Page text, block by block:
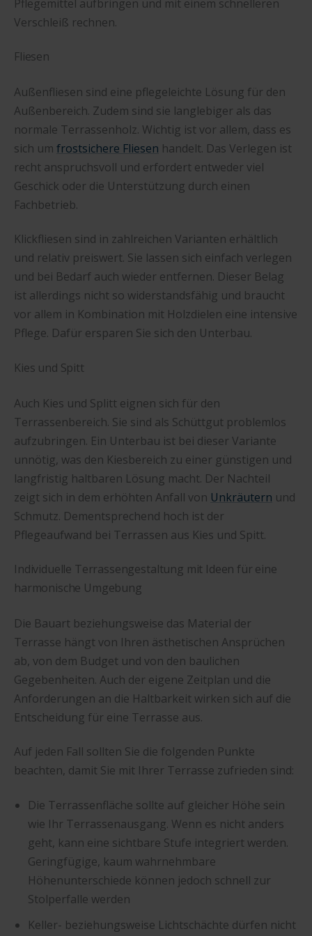
Pflegemittel aufbringen und mit einem schnelleren
Verschleiß rechnen.
Fliesen
Außenfliesen sind eine pflegeleichte Lösung für den
Außenbereich. Zudem sind sie langlebiger als das
normale Terrassenholz. Wichtig ist vor allem, dass es
sich um frostsichere Fliesen handelt. Das Verlegen ist
recht anspruchsvoll und erfordert entweder viel
Geschick oder die Unterstützung durch einen
Fachbetrieb.
Klickfliesen sind in zahlreichen Varianten erhältlich
und relativ preiswert. Sie lassen sich einfach verlegen
und bei Bedarf auch wieder entfernen. Dieser Belag
ist allerdings nicht so widerstandsfähig und braucht
vor allem in Kombination mit Holzdielen eine intensive
Pflege. Dafür ersparen Sie sich den Unterbau.
Kies und Spitt
Auch Kies und Splitt eignen sich für den
Terrassenbereich. Sie sind als Schüttgut problemlos
aufzubringen. Ein Unterbau ist bei dieser Variante
unnötig, was den Kiesbereich zu einer günstigen und
langfristig haltbaren Lösung macht. Der Nachteil
zeigt sich in dem erhöhten Anfall von Unkräutern und
Schmutz. Dementsprechend hoch ist der
Pflegeaufwand bei Terrassen aus Kies und Spitt.
Individuelle Terrassengestaltung mit Ideen für eine
harmonische Umgebung
Die Bauart beziehungsweise das Material der
Terrasse hängt von Ihren ästhetischen Ansprüchen
ab, von dem Budget und von den baulichen
Gegebenheiten. Auch der eigene Zeitplan und die
Anforderungen an die Haltbarkeit wirken sich auf die
Entscheidung für eine Terrasse aus.
Auf jeden Fall sollten Sie die folgenden Punkte
beachten, damit Sie mit Ihrer Terrasse zufrieden sind:
Die Terrassenfläche sollte auf gleicher Höhe sein
wie Ihr Terrassenausgang. Wenn es nicht anders
geht, kann eine sichtbare Stufe integriert werden.
Geringfügige, kaum wahrnehmbare
Höhenunterschiede können jedoch schnell zur
Stolperfalle werden
Keller- beziehungsweise Lichtschächte dürfen nicht